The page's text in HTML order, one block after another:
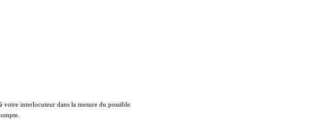
votre interlocuteur dans la mesure du possible.